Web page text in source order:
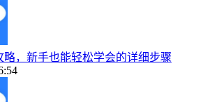
略，新手也能轻松学会的详细步骤